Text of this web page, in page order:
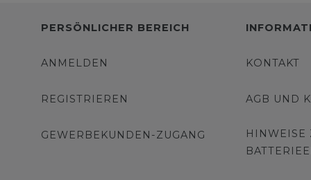
PERSÖNLICHER BEREICH
ANMELDEN
REGISTRIEREN
GEWERBEKUNDEN-ZUGANG
KONTAKT
AGB UND
HINWEISE